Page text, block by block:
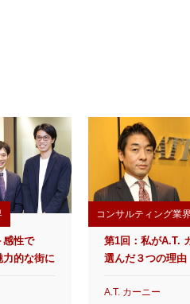
感性で
力的な街に
コンサルティング業
第1回：私がA.T.
選んだ３つの理由
A.T. カーニー